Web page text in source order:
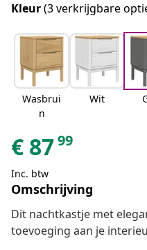
Kleur(3 verkrijgbare
Wasbrui
n
Wit
€ 8799
Inc. btw
Omschrijving
Dit nachtkastje met
toevoeging aan je